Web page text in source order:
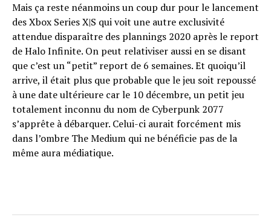
Mais ça reste néanmoins un coup dur pour le lancement
des Xbox Series X|S qui voit une autre exclusivité
attendue disparaître des plannings 2020 après le report
de Halo Infinite. On peut relativiser aussi en se disant
que c’est un “petit” report de 6 semaines. Et quoiqu’il
arrive, il était plus que probable que le jeu soit repoussé
à une date ultérieure car le 10 décembre, un petit jeu
totalement inconnu du nom de Cyberpunk 2077
s’apprête à débarquer. Celui-ci aurait forcément mis
dans l’ombre The Medium qui ne bénéficie pas de la
même aura médiatique.